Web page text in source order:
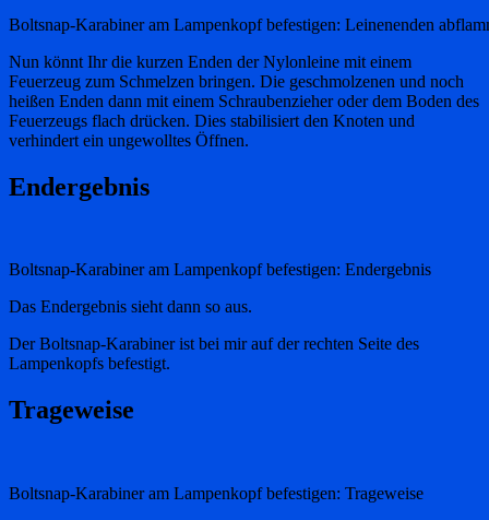
Boltsnap-Karabiner am Lampenkopf befestigen: Leinenenden
Nun könnt Ihr die kurzen Enden der Nylonleine mit einem
Feuerzeug zum Schmelzen bringen. Die geschmolzenen und noch
heißen Enden dann mit einem Schraubenzieher oder dem Boden des
Feuerzeugs flach drücken. Dies stabilisiert den Knoten und
verhindert ein ungewolltes Öffnen.
Endergebnis
Boltsnap-Karabiner am Lampenkopf befestigen: Endergebnis
Das Endergebnis sieht dann so aus.
Der Boltsnap-Karabiner ist bei mir auf der rechten Seite des
Lampenkopfs befestigt.
Trageweise
Boltsnap-Karabiner am Lampenkopf befestigen: Trageweise